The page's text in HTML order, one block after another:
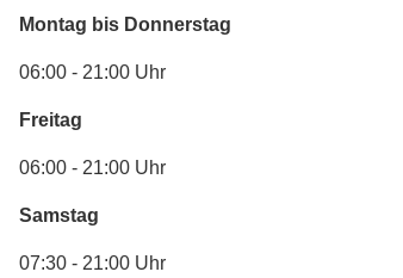
Montag bis Donnerstag
06:00 - 21:00 Uhr
Freitag
06:00 - 21:00 Uhr
Samstag
07:30 - 21:00 Uhr